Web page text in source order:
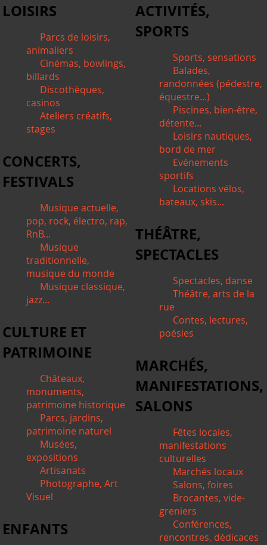
LOISIRS
Parcs de loisirs,
animaliers
Cinémas, bowlings,
billards
Discothèques,
casinos
Ateliers créatifs,
stages
ACTIVITÉS,
SPORTS
Sports, sensations
Balades,
randonnées (pédestre,
équestre...)
Piscines, bien-être,
détente...
Loisirs nautiques,
bord de mer
Evénements
sportifs
Locations vélos,
bateaux, skis...
CONCERTS,
FESTIVALS
Musique actuelle,
pop, rock, électro, rap,
RnB...
Musique
traditionnelle,
musique du monde
Musique classique,
jazz...
THÉÂTRE,
SPECTACLES
Spectacles, danse
Théâtre, arts de la
rue
Contes, lectures,
poésies
CULTURE ET
PATRIMOINE
Châteaux,
monuments,
patrimoine historique
Parcs, jardins,
patrimoine naturel
Musées,
expositions
Artisanats
Photographe, Art
Visuel
MARCHÉS,
MANIFESTATIONS,
SALONS
Fêtes locales,
manifestations
culturelles
Marchés locaux
Salons, foires
Brocantes, vide-
greniers
Conférences,
rencontres, dédicaces
ENFANTS